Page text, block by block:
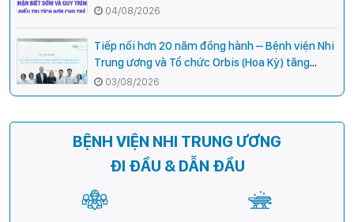
chuyên gia hàng đầu của Bệnh Viện Nhi Trung
ương
04/08/2026
Tiếp nối hơn 20 năm đồng hành – Bệnh viện Nhi
Trung ương và Tổ chức Orbis (Hoa Kỳ) tăng
cường hợp tác, mở rộng cơ hội bảo vệ thị lực
cho trẻ em Việt Nam
03/08/2026
BỆNH VIỆN NHI TRUNG ƯƠNG
ĐI ĐẦU & DẪN ĐẦU